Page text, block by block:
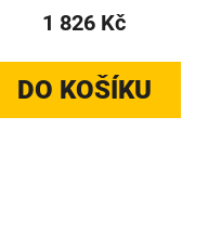
1 826 Kč
DO KOŠÍKU